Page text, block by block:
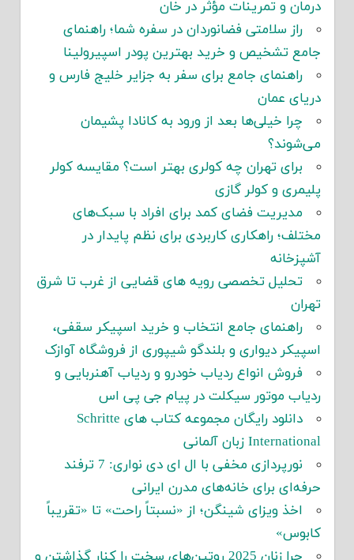
درمان و تمرینات مؤثر در خان
راز سلامتی فضانوردان در سفره شما؛ راهنمای
جامع تشخیص و خرید بهترین پودر اسپیرولینا
راهنمای جامع برای سفر به جزایر خلیج فارس و
دریای عمان
چرا خیلی‌ها بعد از ورود به کانادا پشیمان
می‌شوند؟
برای تهران چه کولری بهتر است؟ مقایسه کولر
پلیمری و کولر گازی
مدیریت فضای کمد برای افراد با سبک‌های
مختلف؛ راهکاری کاربردی برای نظم پایدار در
آشپزخانه
تحلیل تخصصی رویه های قضایی از غرب تا شرق
تهران
راهنمای جامع انتخاب و خرید اسپیکر سقفی،
اسپیکر دیواری و بلندگو شیپوری از فروشگاه آوازک
فروش انواع ردیاب خودرو و ردیاب آهنربایی و
ردیاب موتور سیکلت در پیام جی پی اس
دانلود رایگان مجموعه کتاب های Schritte
International زبان آلمانی
نورپردازی مخفی با ال ای دی نواری: 7 ترفند
حرفه‌ای برای خانه‌های مدرن ایرانی
اخذ ویزای شینگن؛ از «نسبتاً راحت» تا «تقریباً
کابوس»